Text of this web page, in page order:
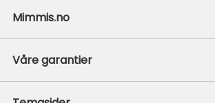
Mimmis.no
Ofte stilte spørsmål
Våre garantier